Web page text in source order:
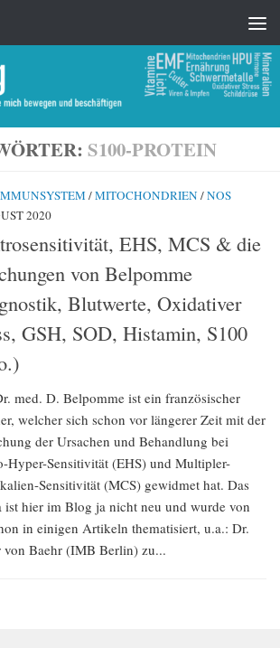
S100-PROTEIN
/MITOCHONDRIEN /NOS
2020
EHS, MCS & die
von Belpomme
Blutwerte, Oxidativer
GSH, SOD, Histamin, S100
med. D. Belpomme ist ein französischer
welcher sich schon vor längerer Zeit mit der
der Ursachen und Behandlung bei
Hyper-Sensitivität (EHS) und Multipler-
Sensitivität (MCS) gewidmet hat. Das
ist hier im Blog ja nicht neu und wurde von
in einigen Artikeln thematisiert, u.a.: Dr.
von Baehr (IMB Berlin) zu...